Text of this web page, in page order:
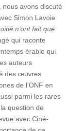
avons discuté
Simon Lavoie
n’ont fait que
qui raconte
érable qui
auteurs
des œuvres
de l’ONF en
parmi les rares
question de
avec Ciné-